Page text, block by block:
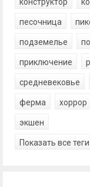
конструктор
песочница
подземелье
приключение
средневековье
ферма хоррор
экшен
Показать все теги